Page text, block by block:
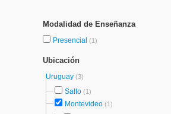
Modalidad de Enseñanza
Presencial (1)
Ubicación
Uruguay (3)
Salto (1)
Montevideo (1)